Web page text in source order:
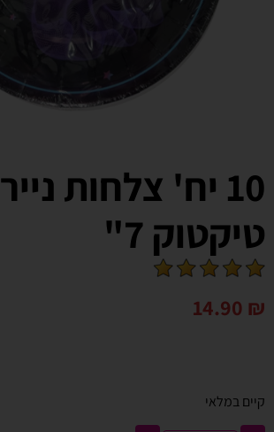
10 יח' צלחות נייר
טיקטוק 7"
14.90 ₪
קיים במלאי